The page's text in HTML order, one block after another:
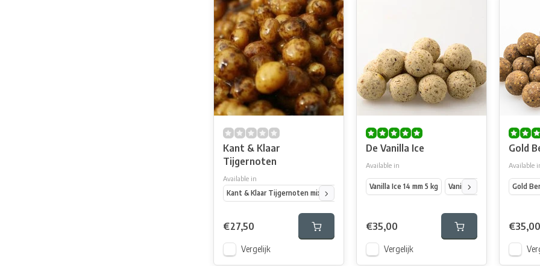
Kant & Klaar
Tijgernoten
Available in
Kant & Klaar Tijgernoten mix 11 liter emmer
Kant & Klaar Tijgernoten mix 10 kg zak Kant &
€27,50
Vergelijk
De Vanilla Ice
Available in
Vanilla Ice 14 mm 5 kg Vanilla Ice 20 mm 5 kg
€35,00
Vergelijk
Gold
Available
Gold
€35,00